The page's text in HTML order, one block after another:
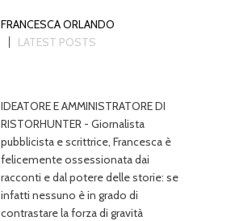
FRANCESCA ORLANDO
LATEST POSTS
IDEATORE E AMMINISTRATORE DI
RISTORHUNTER - Giornalista
pubblicista e scrittrice, Francesca è
felicemente ossessionata dai
racconti e dal potere delle storie: se
infatti nessuno è in grado di
contrastare la forza di gravità